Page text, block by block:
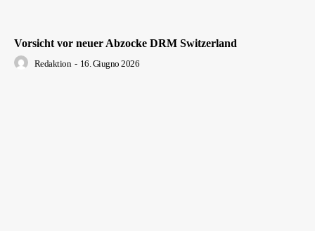
Vorsicht vor neuer Abzocke DRM Switzerland
Redaktion - 16. Giugno 2026